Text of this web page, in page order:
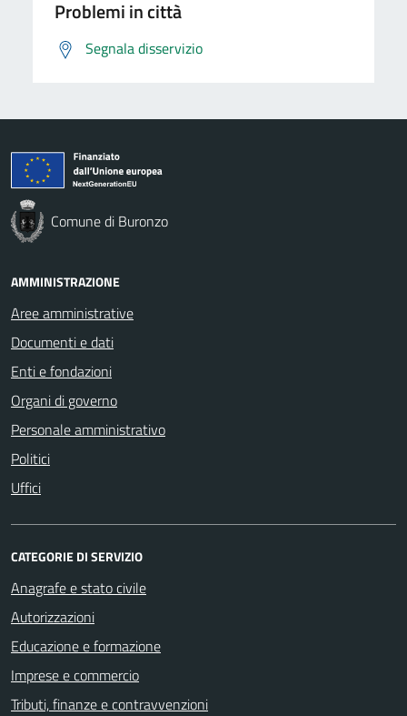
Problemi in città
Segnala disservizio
Comune di Buronzo
AMMINISTRAZIONE
Aree amministrative
Documenti e dati
Enti e fondazioni
Organi di governo
Personale amministrativo
Politici
Uffici
CATEGORIE DI SERVIZIO
Anagrafe e stato civile
Autorizzazioni
Educazione e formazione
Imprese e commercio
Tributi, finanze e contravvenzioni